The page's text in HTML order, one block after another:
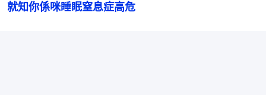
就知你係咪睡眠窒息症高危